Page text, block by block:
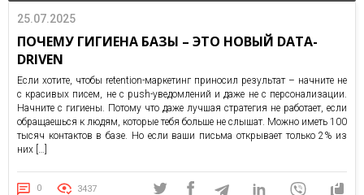
25.07.2025
ПОЧЕМУ ГИГИЕНА БАЗЫ – ЭТО НОВЫЙ DATA-
DRIVEN
Если хотите, чтобы retention-маркетинг приносил результат – начните не
с красивых писем, не с push-уведомлений и даже не с персонализации.
Начните с гигиены. Потому что даже лучшая стратегия не работает, если
обращаешься к людям, которые тебя больше не слышат. Можно иметь 100
тысяч контактов в базе. Но если ваши письма открывает только 2% из
них […]
0 3437